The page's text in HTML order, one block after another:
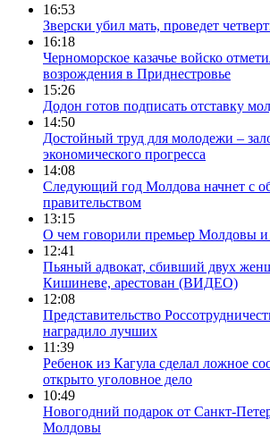
16:53
Зверски убил мать, проведет
16:18
Черноморское казачье войско
возрождения в Приднестровье
15:26
Додон готов подписать отставку
14:50
Достойный труд для молодежи –
экономического прогресса
14:08
Следующий год Молдова начнет с
правительством
13:15
О чем говорили премьер Молдовы и
12:41
Пьяный адвокат, сбивший двух
Кишиневе, арестован (ВИДЕО)
12:08
Представительство
наградило лучших
11:39
Ребенок из Кагула сделал ложное
открыто уголовное дело
10:49
Новогодний подарок от Санкт-
Молдовы